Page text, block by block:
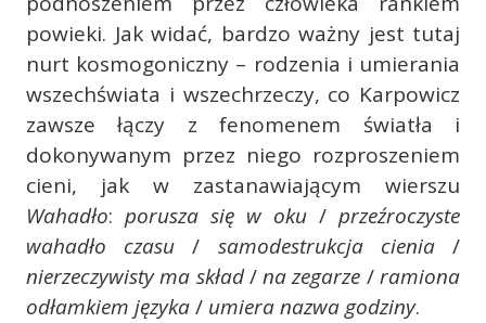
powieki. Jak widać, bardzo ważny jest tutaj
nurt kosmogoniczny – rodzenia i umierania
wszechświata i wszechrzeczy, co Karpowicz
zawsze łączy z fenomenem światła i
dokonywanym przez niego rozproszeniem
cieni, jak w zastanawiającym wierszu
Wahadło: porusza się w oku / przeźroczyste
wahadło czasu/ samodestrukcja cienia/
nierzeczywisty ma skład/na zegarze /ramiona
odłamkiem języka/ umiera nazwa godziny.